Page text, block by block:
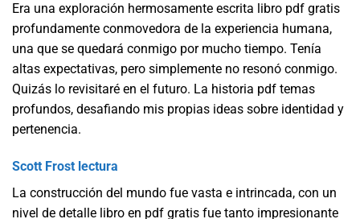
Era una exploración hermosamente escrita libro pdf gratis
profundamente conmovedora de la experiencia humana,
una que se quedará conmigo por mucho tiempo. Tenía
altas expectativas, pero simplemente no resonó conmigo.
Quizás lo revisitaré en el futuro. La historia pdf temas
profundos, desafiando mis propias ideas sobre identidad y
pertenencia.
Scott Frost lectura
La construcción del mundo fue vasta e intrincada, con un
nivel de detalle libro en pdf gratis fue tanto impresionante